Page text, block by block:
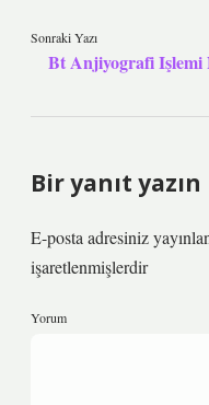
Sonraki Yazı
Bt Anjiyografi Işlemi
Bir yanıt yazın
E-posta adresiniz
işaretlenmişlerdir
Yorum